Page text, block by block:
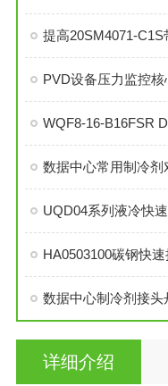
PVD设备压力监控
数据中心常用制冷剂
HA0503100碳钢快
数据中心制冷剂接
详细介绍